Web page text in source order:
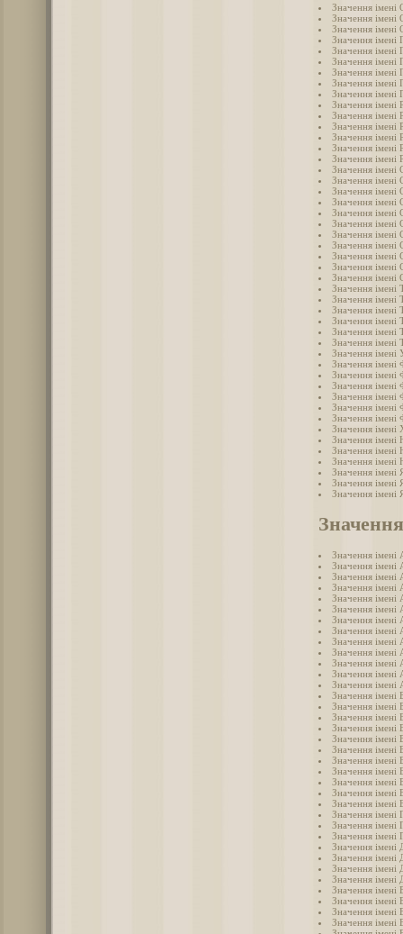
Значення імені
Значення імені
Значення імені
Значення імені
Значення імені
Значення імені
Значення імені
Значення імені
Значення імені
Значення імені
Значення імені
Значення імені
Значення імені
Значення імені
Значення імені
Значення імені
Значення імені
Значення імені
Значення імені
Значення імені
Значення імені
Значення імені
Значення імені
Значення імені
Значення імені
Значення імені
Значення імені
Значення імені
Значення імені
Значення імені
Значення імені
Значення імені
Значення імені
Значення імені
Значення імені
Значення імені
Значення імені
Значення імені
Значення імені
Значення імені
Значення імені
Значення імені
Значення
Значення імені
Значення імені
Значення імені
Значення імені
Значення імені
Значення імені
Значення імені
Значення імені
Значення імені
Значення імені
Значення імені
Значення імені
Значення імені
Значення імені
Значення імені
Значення імені
Значення імені
Значення імені
Значення імені
Значення імені
Значення імені
Значення імені
Значення імені
Значення імені
Значення імені
Значення імені
Значення імені
Значення імені
Значення імені
Значення імені
Значення імені
Значення імені
Значення імені
Значення імені
Значення імені
Значення імені
Значення імені
Значення імені